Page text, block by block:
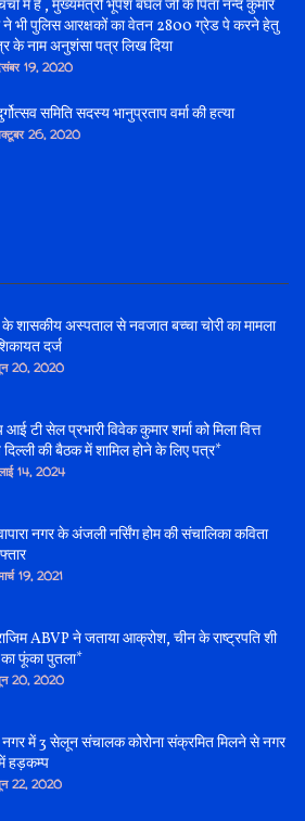
में है , मुख्यमंत्री भूपेश बघेल जी के पिता नन्द कुमार
भी पुलिस आरक्षकों का वेतन 2800 ग्रेड पे करने हेतु
के नाम अनुशंसा पत्र लिख दिया
19, 2020
समिति सदस्य भानुप्रताप वर्मा की हत्या
26, 2020
शासकीय अस्पताल से नवजात बच्चा चोरी का मामला
दर्ज
20, 2020
आई टी सेल प्रभारी विवेक कुमार शर्मा को मिला वित्त
की बैठक में शामिल होने के लिए पत्र*
14, 2024
नगर के अंजली नर्सिंग होम की संचालिका कविता
19, 2021
ABVP ने जताया आक्रोश, चीन के राष्ट्रपति शी
फूंका पुतला*
20, 2020
में 3 सेलून संचालक कोरोना संक्रमित मिलने से नगर
हड़कम्प
22, 2020